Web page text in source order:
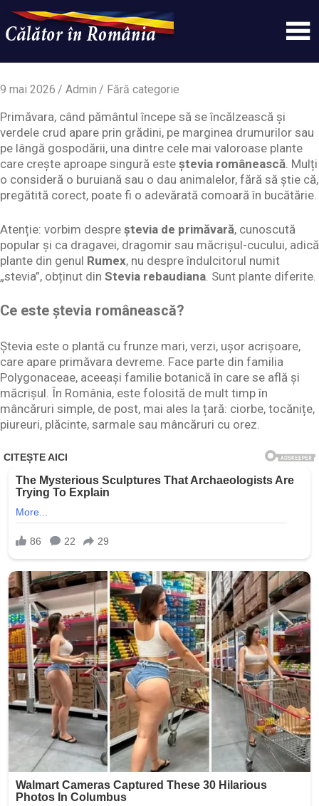
content
Calatorinromania
simplu
WordPress
9 mai 2026 Admin Fără categorie
Primăvara, când pământul începe să se încălzească și
verdele crud apare prin grădini, pe marginea drumurilor sau
pe lângă gospodării, una dintre cele mai valoroase plante
care crește aproape singură este ștevia românească. Mulți
o consideră o buruiană sau o dau animalelor, fără să știe că,
pregătită corect, poate fi o adevărată comoară în bucătărie.
Atenție: vorbim despre ștevia de primăvară, cunoscută
popular și ca dragavei, dragomir sau măcrișul-cucului, adică
plante din genul Rumex, nu despre îndulcitorul numit
„stevia”, obținut din Stevia rebaudiana . Sunt plante diferite.
Ce este ștevia românească?
Ștevia este o plantă cu frunze mari, verzi, ușor acrișoare,
care apare primăvara devreme. Face parte din familia
Polygonaceae, aceeași familie botanică în care se află și
măcrișul. În România, este folosită de mult timp în
mâncăruri simple, de post, mai ales la țară: ciorbe, tocănițe,
piureuri, plăcinte, sarmale sau mâncăruri cu orez.